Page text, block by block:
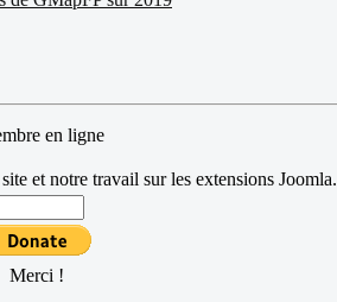
en ligne
et notre travail sur les extensions Joomla.
Merci !